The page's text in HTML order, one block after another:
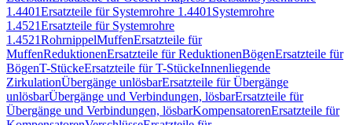
1.4401Ersatzteile für Systemrohre 1.4401 Systemrohre
1.4521Ersatzteile für Systemrohre
1.4521RohrnippelMuffenErsatzteile für
MuffenReduktionenErsatzteile für ReduktionenBögenErsatzteile für
BögenT-StückeErsatzteile für T-StückeInnenliegende
ZirkulationÜbergänge unlösbarErsatzteile für Übergänge
unlösbarÜbergänge und Verbindungen, lösbarErsatzteile für
Übergänge und Verbindungen, lösbarKompensatorenErsatzteile für